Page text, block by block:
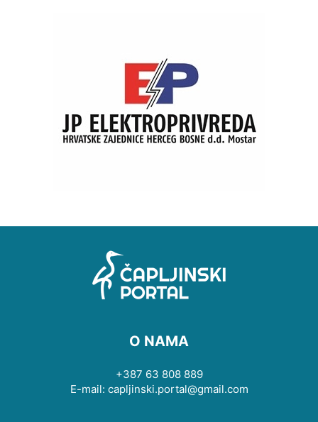
O NAMA
+387 63 808 889
E-mail: capljinski.portal@gmail.com